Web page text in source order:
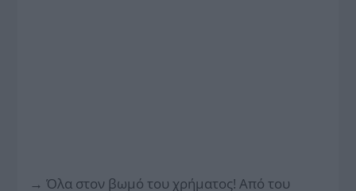
→ Όλα στον βωμό του χρήματος! Από του